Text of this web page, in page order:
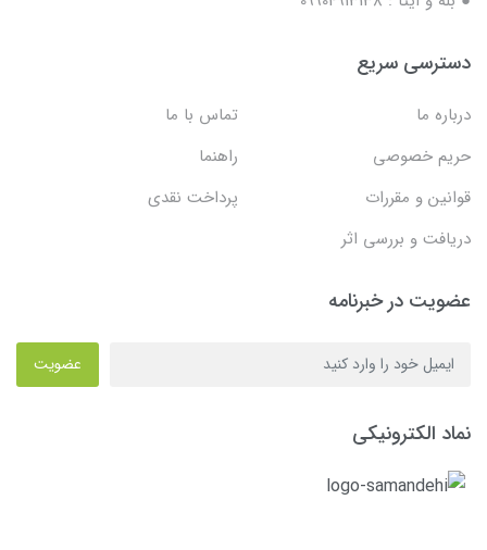
دسترسی سریع
درباره ما
تماس با ما
حریم خصوصی
راهنما
قوانین و مقررات
پرداخت نقدی
دریافت و بررسی اثر
عضویت در خبرنامه
عضویت
نماد الکترونیکی